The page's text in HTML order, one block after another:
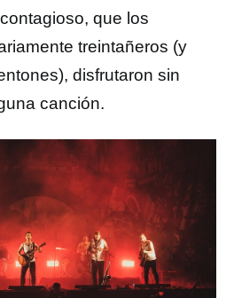
que los
treintañeros (y
disfrutaron sin
canción.